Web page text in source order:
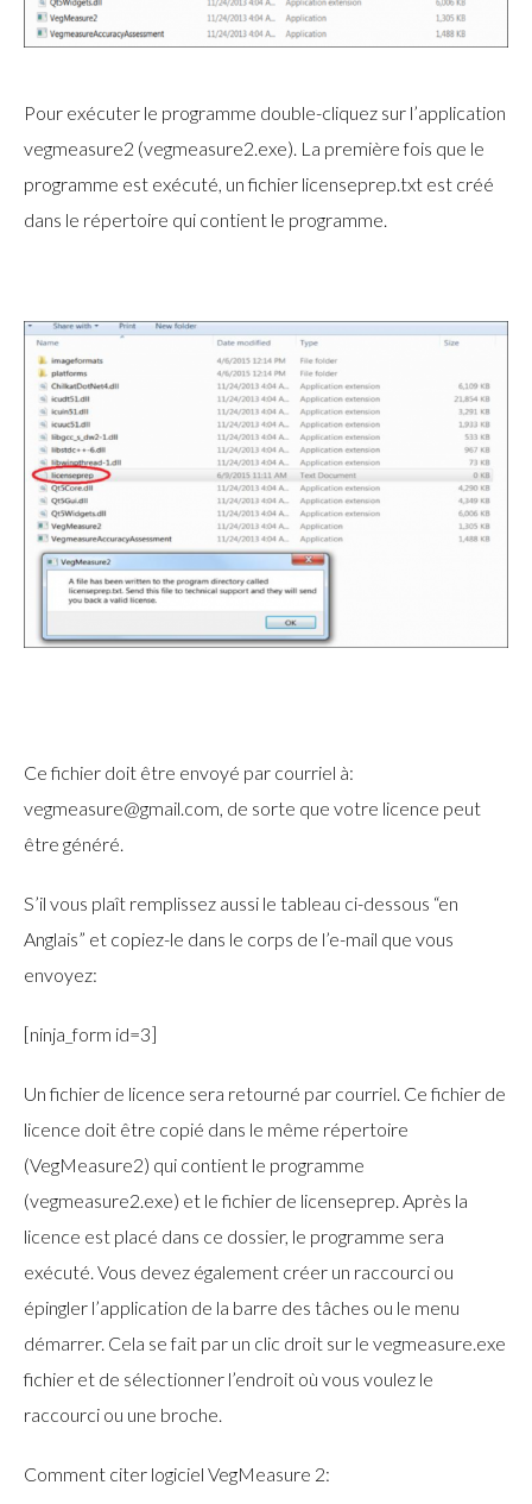
Pour exécuter le programme double-cliquez sur l’application
vegmeasure2 (vegmeasure2.exe). La première fois que le
programme est exécuté, un fichier licenseprep.txt est créé
dans le répertoire qui contient le programme.
Ce fichier doit être envoyé par courriel à:
vegmeasure@gmail.com, de sorte que votre licence peut
être généré.
S’il vous plaît remplissez aussi le tableau ci-dessous “en
Anglais” et copiez-le dans le corps de l’e-mail que vous
envoyez:
[ninja_form id=3]
Un fichier de licence sera retourné par courriel. Ce fichier de
licence doit être copié dans le même répertoire
(VegMeasure2) qui contient le programme
(vegmeasure2.exe) et le fichier de licenseprep. Après la
licence est placé dans ce dossier, le programme sera
exécuté. Vous devez également créer un raccourci ou
épingler l’application de la barre des tâches ou le menu
démarrer. Cela se fait par un clic droit sur le vegmeasure.exe
fichier et de sélectionner l’endroit où vous voulez le
raccourci ou une broche.
Comment citer logiciel VegMeasure 2: